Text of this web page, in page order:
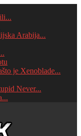
Arabija...
je Xenoblade...
Never...